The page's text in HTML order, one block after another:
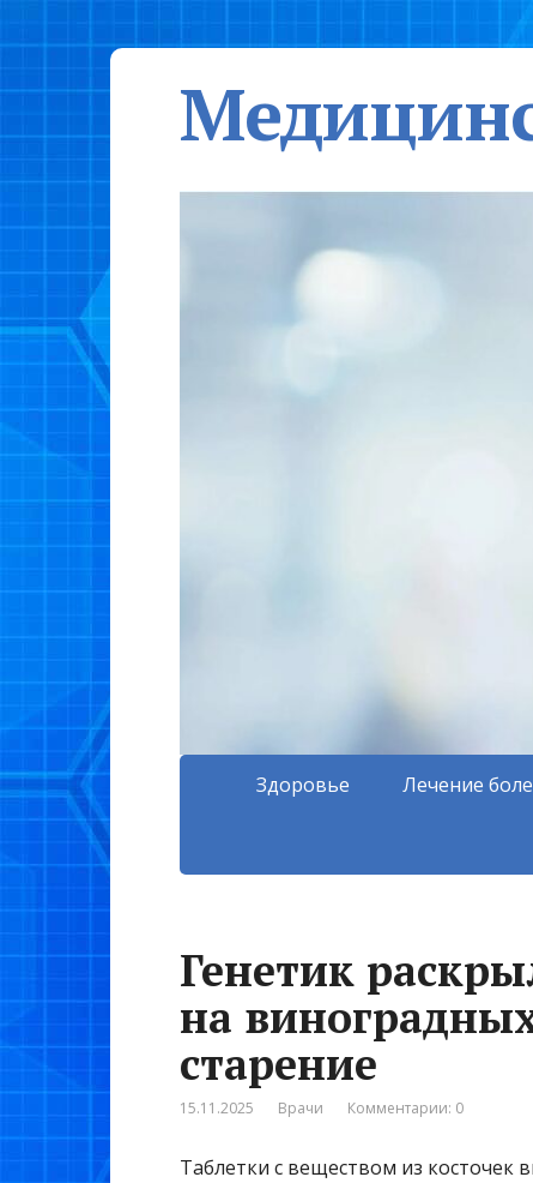
Здоровье Лечение
Генетик
на
старение
15.11.2025 Врачи Комментарии: 0
Таблетки с веществом из